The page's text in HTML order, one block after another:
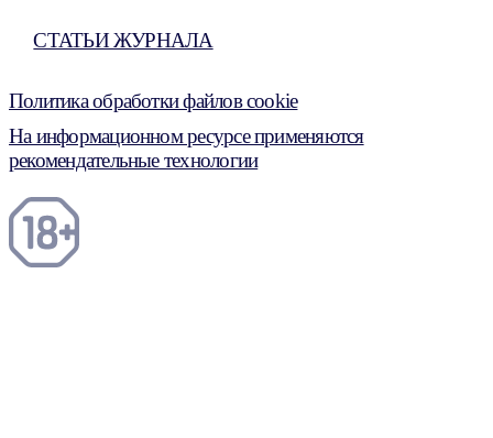
СТАТЬИ ЖУРНАЛА
Политика обработки файлов cookie
На информационном ресурсе применяются
рекомендательные технологии